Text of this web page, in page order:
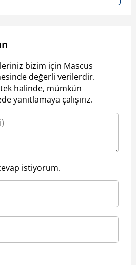
bizim için Mascus
değerli verilerdir.
halinde, mümkün
yanıtlamaya çalışırız.
istiyorum.